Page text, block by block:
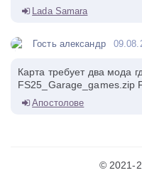
Lada Samara
Гость александр
Карта требует два мода
FS25_Garage_games.zip
Апостолове
© 2021-